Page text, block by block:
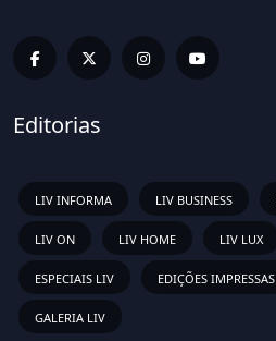
Editorias
LIV INFORMA LIV BUSINESS
LIV ON LIV HOME LIV LUX
ESPECIAIS LIV EDIÇÕES IMPRESSAS
GALERIA LIV